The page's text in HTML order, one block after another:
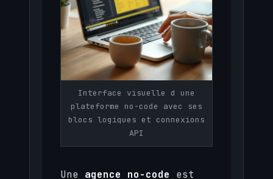
Interface visuelle d une
plateforme no-code avec ses
blocs logiques et connexions
API
Une agence no-code est